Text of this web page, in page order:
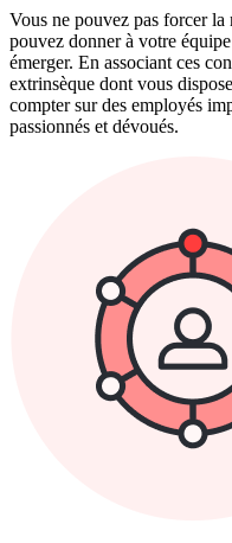
Vous ne pouvez pas forcer
pouvez donner à votre
émerger. En associant ces
extrinsèque dont vous
compter sur des employés
passionnés et dévoués.